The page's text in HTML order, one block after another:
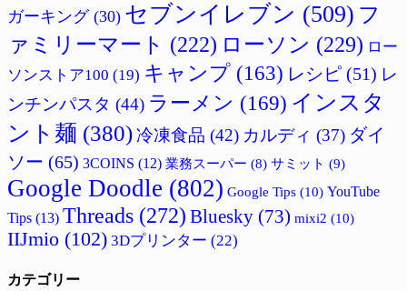
ガーキング(30) セブンイレブン (509) フ
ァミリーマート (222) ローソン (229) ロー
ソンストア100 (19) キャンプ (163) レシピ (51) レ
ンチンパスタ (44) ラーメン (169) インスタ
ント麺 (380)冷凍食品 (42) カルディ (37) ダイ
ソー (65) 3COINS (12) 業務スーパー (8) サミット (9)
Google Doodle (802) Google Tips (10) YouTube
Tips (13) Threads (272) Bluesky (73) mixi2 (10)
IIJmio (102) 3Dプリンター (22)
カテゴリー